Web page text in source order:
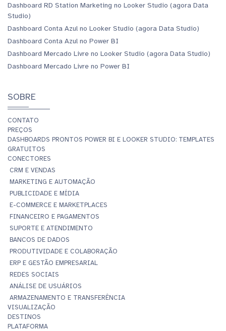
Dashboard RD Station Marketing no Looker Studio (agora Data
Studio)
Dashboard Conta Azul no Looker Studio (agora Data Studio)
Dashboard Conta Azul no Power BI
Dashboard Mercado Livre no Looker Studio (agora Data Studio)
Dashboard Mercado Livre no Power BI
SOBRE
CONTATO
PREÇOS
DASHBOARDS PRONTOS POWER BI E LOOKER STUDIO: TEMPLATES
GRATUITOS
CONECTORES
CRM E VENDAS
MARKETING E AUTOMAÇÃO
PUBLICIDADE E MÍDIA
E-COMMERCE E MARKETPLACES
FINANCEIRO E PAGAMENTOS
SUPORTE E ATENDIMENTO
BANCOS DE DADOS
PRODUTIVIDADE E COLABORAÇÃO
ERP E GESTÃO EMPRESARIAL
REDES SOCIAIS
ANÁLISE DE USUÁRIOS
ARMAZENAMENTO E TRANSFERÊNCIA
VISUALIZAÇÃO
DESTINOS
PLATAFORMA